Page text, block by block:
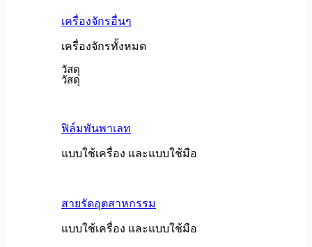
เครื่องจักรอื่นๆ
เครื่องจักรทั้งหมด
วัสดุ
วัสดุ
ฟิล์มพันพาเลท
แบบใช้เครื่อง และแบบใช้มือ
สายรัดอุตสาหกรรม
แบบใช้เครื่อง และแบบใช้มือ